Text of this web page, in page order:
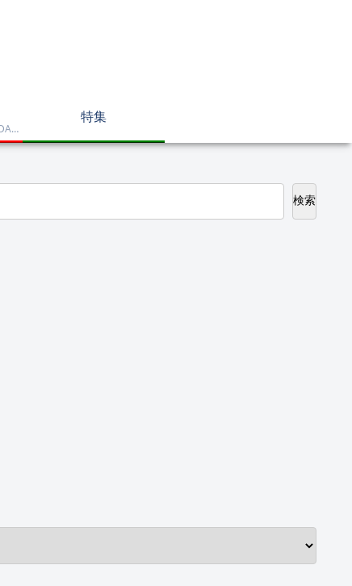
Dell OptiPlex、NEC LAVIE DA770、HP DT 24-cr2000、ASUS V470VAK、Dell 24 AIO EC24250などを掲載したデスクトップPC一覧です。一体型や整備済み品を比較しながら、用途に合うモデルを選べます。
特集
検索